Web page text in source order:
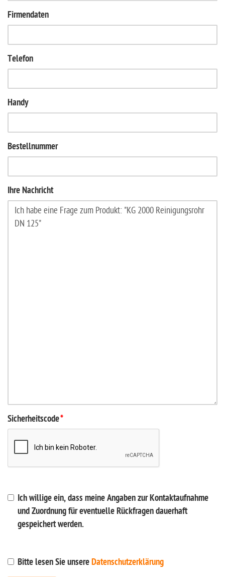
Firmendaten
Telefon
Handy
Bestellnummer
Ihre Nachricht
Sicherheitscode*
Ich willige ein, dass meine Angaben zur Kontaktaufnahme
und Zuordnung für eventuelle Rückfragen dauerhaft
gespeichert werden.
Bitte lesen Sie unsereDatenschutzerklärung